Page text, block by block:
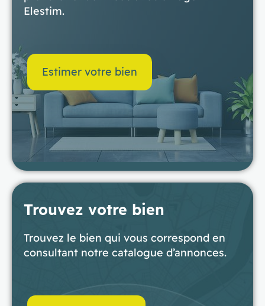
Elestim.
Estimer votre bien
Trouvez votre bien
Trouvez le bien qui vous correspond en
consultant notre catalogue d’annonces.